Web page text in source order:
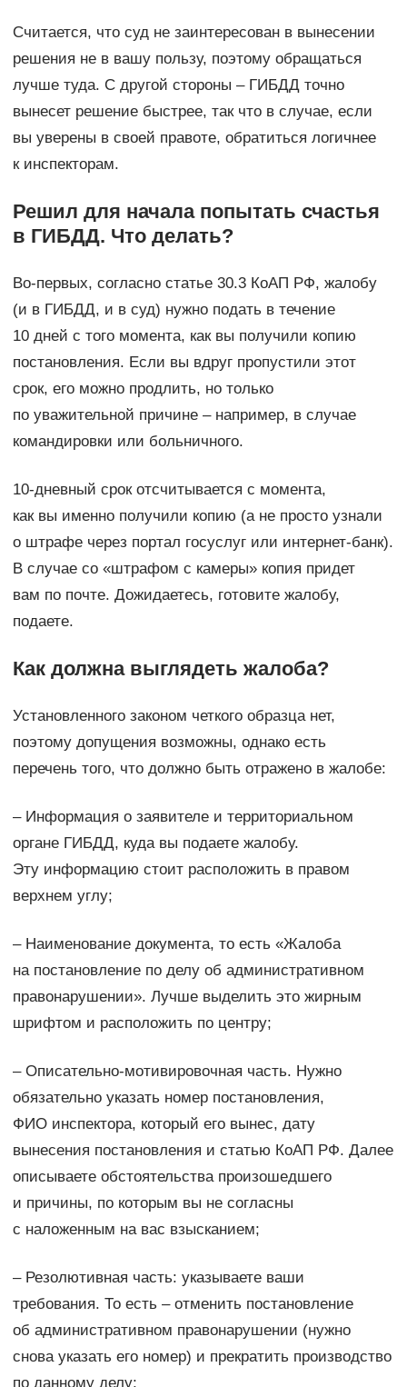
Считается, что суд не заинтересован в вынесении
решения не в вашу пользу, поэтому обращаться
лучше туда. С другой стороны – ГИБДД точно
вынесет решение быстрее, так что в случае, если
вы уверены в своей правоте, обратиться логичнее
к инспекторам.
Решил для начала попытать счастья
в ГИБДД. Что делать?
Во-первых, согласно статье 30.3 КоАП РФ, жалобу
(и в ГИБДД, и в суд) нужно подать в течение
10 дней с того момента, как вы получили копию
постановления. Если вы вдруг пропустили этот
срок, его можно продлить, но только
по уважительной причине – например, в случае
командировки или больничного.
10-дневный срок отсчитывается с момента,
как вы именно получили копию (а не просто узнали
о штрафе через портал госуслуг или интернет-банк).
В случае со «штрафом с камеры» копия придет
вам по почте. Дожидаетесь, готовите жалобу,
подаете.
Как должна выглядеть жалоба?
Установленного законом четкого образца нет,
поэтому допущения возможны, однако есть
перечень того, что должно быть отражено в жалобе:
– Информация о заявителе и территориальном
органе ГИБДД, куда вы подаете жалобу.
Эту информацию стоит расположить в правом
верхнем углу;
– Наименование документа, то есть «Жалоба
на постановление по делу об административном
правонарушении». Лучше выделить это жирным
шрифтом и расположить по центру;
– Описательно-мотивировочная часть. Нужно
обязательно указать номер постановления,
ФИО инспектора, который его вынес, дату
вынесения постановления и статью КоАП РФ. Далее
описываете обстоятельства произошедшего
и причины, по которым вы не согласны
с наложенным на вас взысканием;
– Резолютивная часть: указываете ваши
требования. То есть – отменить постановление
об административном правонарушении (нужно
снова указать его номер) и прекратить производство
по данному делу;